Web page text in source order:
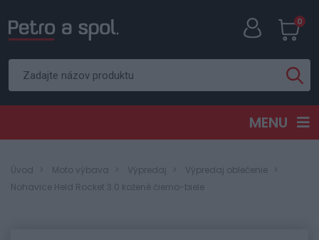
0
MENU
Úvod Moto výbava Výpredaj
Výpredaj oblečenie
Nohavice Held Rocket 3.0 kožené čierno-biele